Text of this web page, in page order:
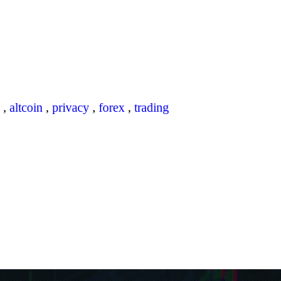
, altcoin , privacy , forex , trading